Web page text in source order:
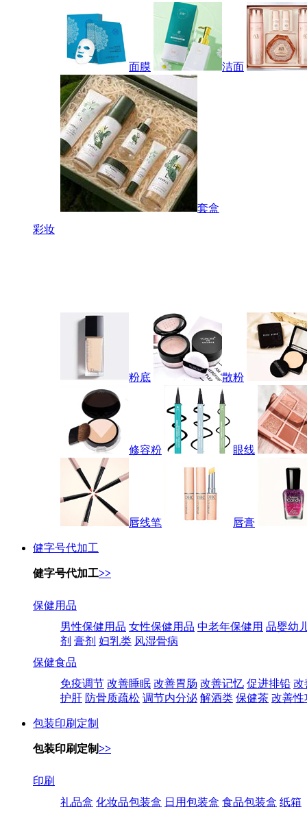
面膜 洁面
套盒
彩妆
粉底 散粉
修容粉 眼线
唇线笔 唇膏
健字号代加工
健字号代加工>>
保健用品
男性保健用品 女性保健用品 中老年保健用 品婴幼
剂 膏剂 妇乳类 风湿骨病
保健食品
免疫调节 改善睡眠 改善胃肠 改善记忆 促进排铅 改
护肝 防骨质疏松 调节内分泌 解酒类 保健茶 改善性
包装印刷定制
包装印刷定制>>
印刷
礼品盒 化妆品包装盒 日用包装盒 食品包装盒 纸箱